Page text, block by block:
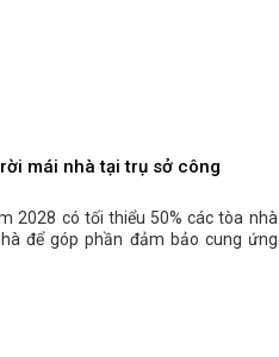
mái nhà tại trụ sở công
2028 có tối thiểu 50% các tòa nhà
để góp phần đảm bảo cung ứng